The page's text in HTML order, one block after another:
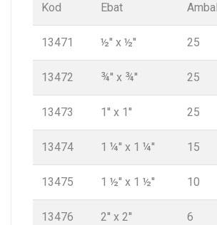
Kod Ebat
13471 ½'' x ½'' 25
13472 ¾'' x ¾'' 25
13473 1'' x 1'' 25
13474 1 ¼'' x 1 ¼'' 15
13475 1 ½'' x 1 ½'' 10
13476 2'' x 2'' 6